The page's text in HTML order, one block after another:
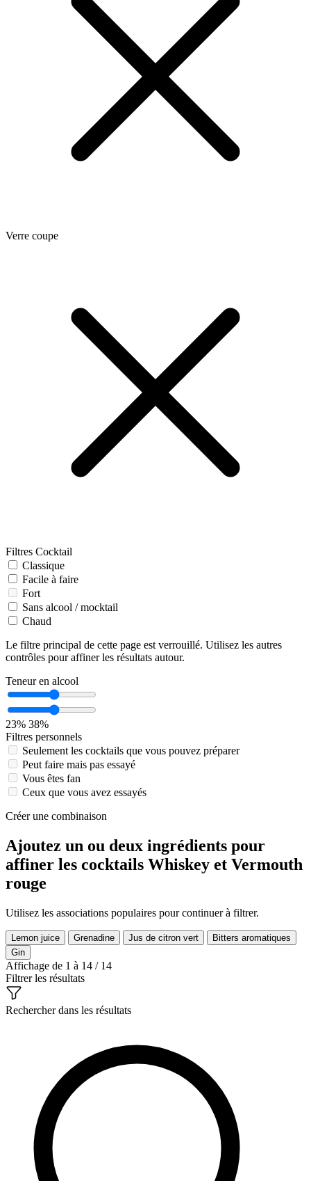
Verre coupe
Filtres Cocktail
Classique
Facile à faire
Fort
Sans alcool / mocktail
Chaud
Le filtre principal de cette page est verrouillé. Utilisez les autres
contrôles pour affiner les résultats autour.
Teneur en alcool
23% 38%
Filtres personnels
Seulement les cocktails que vous pouvez préparer
Peut faire mais pas essayé
Vous êtes fan
Ceux que vous avez essayés
Créer une combinaison
Ajoutez un ou deux ingrédients pour
affiner les cocktails Whiskey et Vermouth
rouge
Utilisez les associations populaires pour continuer à filtrer.
Lemon juice Grenadine Jus de citron vert
Bitters aromatiques
Gin
Affichage de 1 à 14 / 14
Filtrer les résultats
Rechercher dans les résultats